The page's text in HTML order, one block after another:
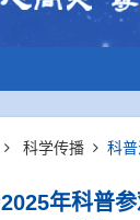
科学传播 科
年科普